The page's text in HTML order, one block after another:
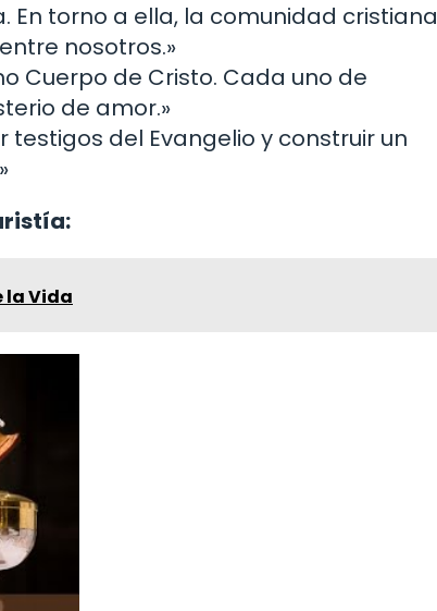
En torno a ella, la comunidad cristiana
nosotros.»
Cuerpo de Cristo. Cada uno de
de amor.»
testigos del Evangelio y construir un
la Vida